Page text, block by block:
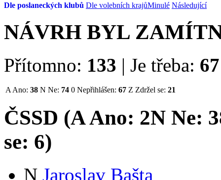
Dle poslaneckých klubů Dle volebních krajůMinulé Následující
NÁVRH BYL
Přítomno: 133 | Je třeba: 67
A Ano: 38 N Ne: 74 0 Nepřihlášen: 67 Z Zdržel se: 21
ČSSD (AAno: 2N Ne:
se: 6)
N Jaroslav Bašta